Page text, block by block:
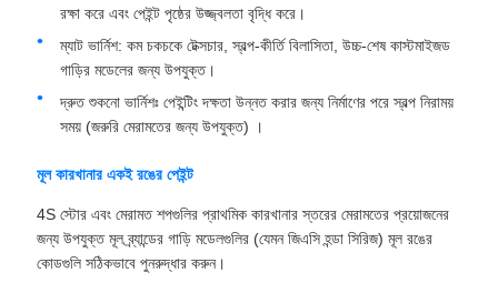
রক্ষা করে এবং পেইন্ট পৃষ্ঠের উজ্জ্বলতা বৃদ্ধি করে।
ম্যাট ভার্নিশ: কম চকচকে টেক্সচার, স্বল্প-কীর্তি বিলাসিতা, উচ্চ-শেষ কাস্টমাইজড
গাড়ির মডেলের জন্য উপযুক্ত।
দ্রুত শুকনো ভার্নিশঃ পেইন্টিং দক্ষতা উন্নত করার জন্য নির্মাণের পরে স্বল্প নিরাময়
সময় (জরুরি মেরামতের জন্য উপযুক্ত) ।
মূল কারখানার একই রঙের পেইন্ট
4S স্টোর এবং মেরামত শপগুলির প্রাথমিক কারখানার স্তরের মেরামতের প্রয়োজনের
জন্য উপযুক্ত মূল ব্র্যান্ডের গাড়ি মডেলগুলির (যেমন জিএসি হন্ডা সিরিজ) মূল রঙের
কোডগুলি সঠিকভাবে পুনরুদ্ধার করুন।